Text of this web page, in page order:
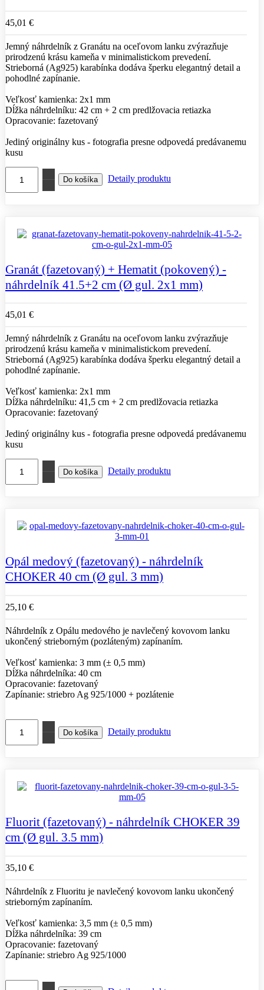
45,01 €
Jemný náhrdelník z Granátu na oceľovom lanku zvýrazňuje
prirodzenú krásu kameňa v minimalistickom prevedení.
Strieborná (Ag925) karabínka dodáva šperku elegantný detail a
pohodlné zapínanie.
Veľkosť kamienka: 2x1 mm
Dĺžka náhrdelníku: 42 cm + 2 cm predlžovacia retiazka
Opracovanie: fazetovaný
Jediný originálny kus - fotografia presne odpovedá predávanemu
kusu
Detaily produktu
Granát (fazetovaný) + Hematit (pokovený) -
náhrdelník 41.5+2 cm (Ø gul. 2x1 mm)
45,01 €
Jemný náhrdelník z Granátu na oceľovom lanku zvýrazňuje
prirodzenú krásu kameňa v minimalistickom prevedení.
Strieborná (Ag925) karabínka dodáva šperku elegantný detail a
pohodlné zapínanie.
Veľkosť kamienka: 2x1 mm
Dĺžka náhrdelníku: 41,5 cm + 2 cm predlžovacia retiazka
Opracovanie: fazetovaný
Jediný originálny kus - fotografia presne odpovedá predávanemu
kusu
Detaily produktu
Opál medový (fazetovaný) - náhrdelník
CHOKER 40 cm (Ø gul. 3 mm)
25,10 €
Náhrdelník z Opálu medového je navlečený kovovom lanku
ukončený strieborným (pozláteným) zapínaním.
Veľkosť kamienka: 3 mm (± 0,5 mm)
Dĺžka náhrdelníka: 40 cm
Opracovanie: fazetovaný
Zapínanie: striebro Ag 925/1000 + pozlátenie
Detaily produktu
Fluorit (fazetovaný) - náhrdelník CHOKER 39
cm (Ø gul. 3.5 mm)
35,10 €
Náhrdelník z Fluoritu je navlečený kovovom lanku ukončený
strieborným zapínaním.
Veľkosť kamienka: 3,5 mm (± 0,5 mm)
Dĺžka náhrdelníka: 39 cm
Opracovanie: fazetovaný
Zapínanie: striebro Ag 925/1000